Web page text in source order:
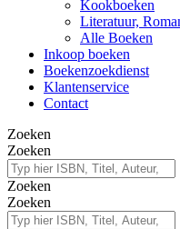
Kookboeken
Literatuur,
Alle Boeken
Inkoop boeken
Boekenzoekdienst
Klantenservice
Contact
Zoeken
Zoeken
Zoeken
Zoeken